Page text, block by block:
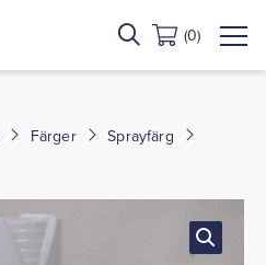
(0)
Färger
Sprayfärg